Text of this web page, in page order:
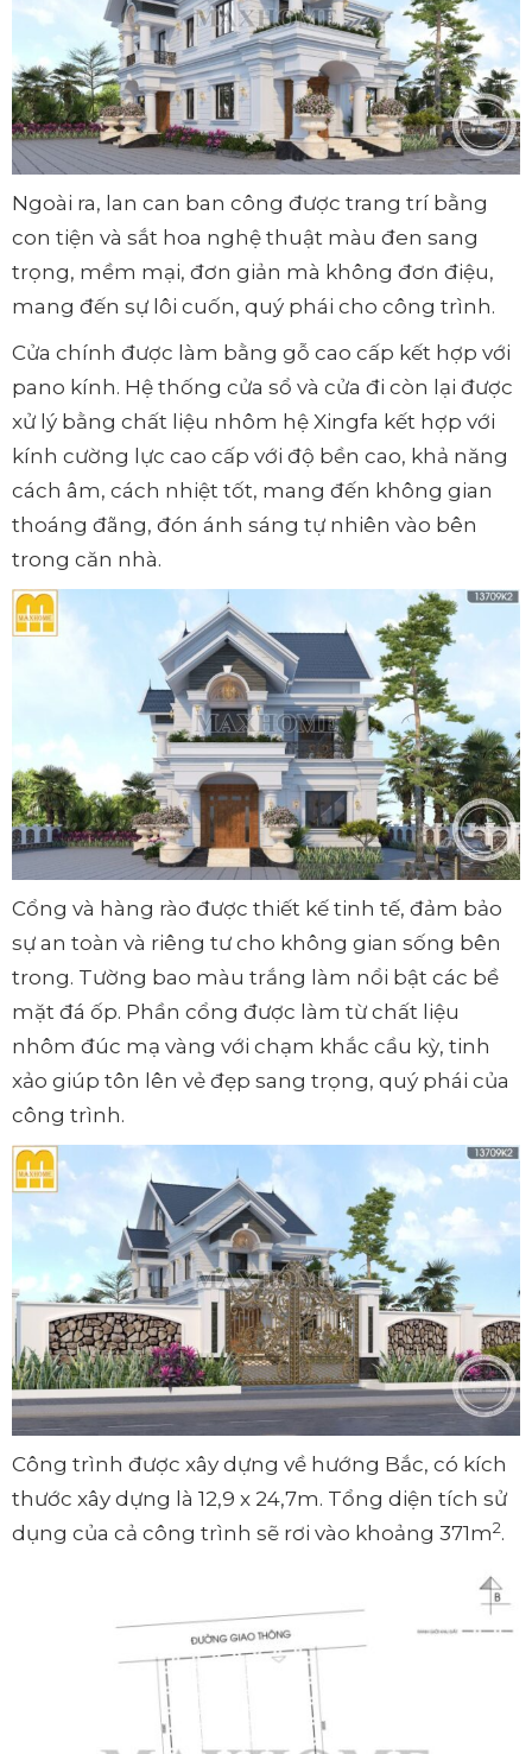
Ngoài ra, lan can ban công được trang trí bằng
con tiện và sắt hoa nghệ thuật màu đen sang
trọng, mềm mại, đơn giản mà không đơn điệu,
mang đến sự lôi cuốn, quý phái cho công trình.
Cửa chính được làm bằng gỗ cao cấp kết hợp với
pano kính. Hệ thống cửa sổ và cửa đi còn lại được
xử lý bằng chất liệu nhôm hệ Xingfa kết hợp với
kính cường lực cao cấp với độ bền cao, khả năng
cách âm, cách nhiệt tốt, mang đến không gian
thoáng đãng, đón ánh sáng tự nhiên vào bên
trong căn nhà.
Cổng và hàng rào được thiết kế tinh tế, đảm bảo
sự an toàn và riêng tư cho không gian sống bên
trong. Tường bao màu trắng làm nổi bật các bề
mặt đá ốp. Phần cổng được làm từ chất liệu
nhôm đúc mạ vàng với chạm khắc cầu kỳ, tinh
xảo giúp tôn lên vẻ đẹp sang trọng, quý phái của
công trình.
Công trình được xây dựng về hướng Bắc, có kích
thước xây dựng là 12,9 x 24,7m. Tổng diện tích sử
dụng của cả công trình sẽ rơi vào khoảng 371m2.